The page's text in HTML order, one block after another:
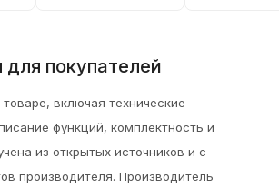
покупателей
включая технические
функций, комплектность и
из открытых источников и с
производителя. Производитель